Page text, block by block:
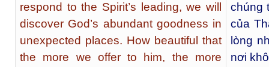
respond to the Spirit’s leading, we will
discover God’s abundant goodness in
unexpected places. How beautiful that
the more we offer to him, the more
chúng
của
lòng
nơi